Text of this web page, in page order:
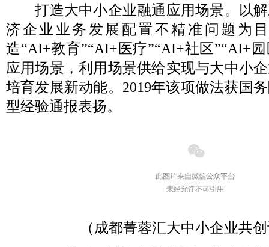
打造大中小企业融通应用场景。以解
济企业业务发展配置不精准问题为
造“AI+教育”“AI+医疗”“AI+社区”“AI+
应用场景，利用场景供给实现与大中小
培育发展新动能。2019年该项做法获国
型经验通报表扬。
（成都菁蓉汇大中小企业共创